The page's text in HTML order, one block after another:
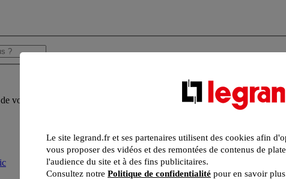
votre recherche
Le site legrand.fr et ses partenaires utilisent des cookies afin
vous proposer des vidéos et des remontées de contenus de
l'audience du site et à des fins publicitaires.
Consultez notre Politique de confidentialité pour en savoir